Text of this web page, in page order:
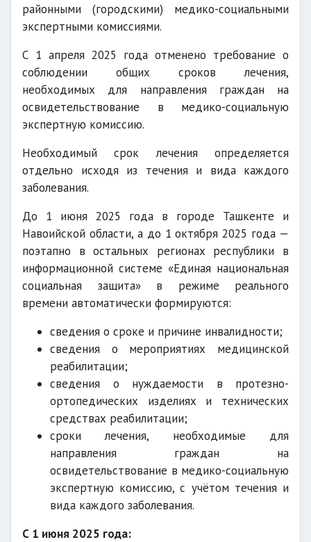
районными (городскими) медико-социальными
экспертными комиссиями.
С 1 апреля 2025 года отменено требование о
соблюдении общих сроков лечения,
необходимых для направления граждан на
освидетельствование в медико-социальную
экспертную комиссию.
Необходимый срок лечения определяется
отдельно исходя из течения и вида каждого
заболевания.
До 1 июня 2025 года в городе Ташкенте и
Навоийской области, а до 1 октября 2025 года —
поэтапно в остальных регионах республики в
информационной системе «Единая национальная
социальная защита» в режиме реального
времени автоматически формируются:
сведения о сроке и причине инвалидности;
сведения о мероприятиях медицинской
реабилитации;
сведения о нуждаемости в протезно-
ортопедических изделиях и технических
средствах реабилитации;
сроки лечения, необходимые для
направления граждан на
освидетельствование в медико-социальную
экспертную комиссию, с учётом течения и
вида каждого заболевания.
С 1 июня 2025 года: